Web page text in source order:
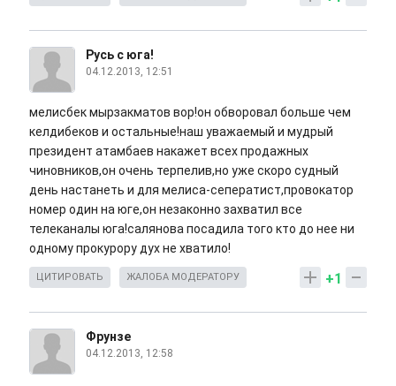
Русь с юга!
04.12.2013, 12:51
мелисбек мырзакматов вор!он обворовал больше чем
келдибеков и остальные!наш уважаемый и мудрый
президент атамбаев накажет всех продажных
чиновников,он очень терпелив,но уже скоро судный
день настанеть и для мелиса-сеператист,провокатор
номер один на юге,он незаконно захватил все
телеканалы юга!салянова посадила того кто до нее ни
одному прокурору дух не хватило!
+1
ЦИТИРОВАТЬ ЖАЛОБА МОДЕРАТОРУ
Фрунзе
04.12.2013, 12:58